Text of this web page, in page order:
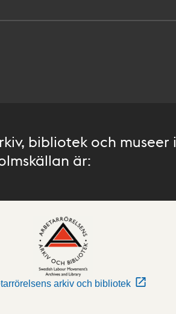
bibliotek och museer i
är:
arkiv och bibliotek